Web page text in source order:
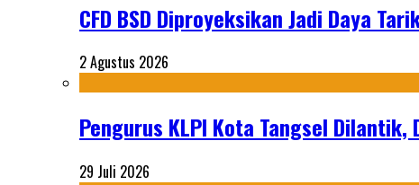
CFD BSD Diproyeksikan Jadi Daya
2 Agustus 2026
Pengurus KLPI Kota Tangsel
29 Juli 2026